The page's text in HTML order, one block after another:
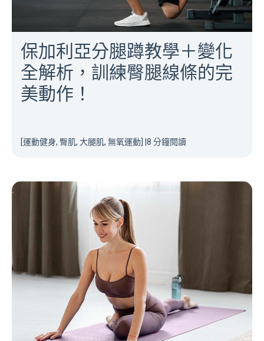
保加利亞分腿蹲教學＋變化
全解析，訓練臀腿線條的完
美動作！
[運動健身, 臀肌, 大腿肌, 無氧運動] 8 分鐘閱讀